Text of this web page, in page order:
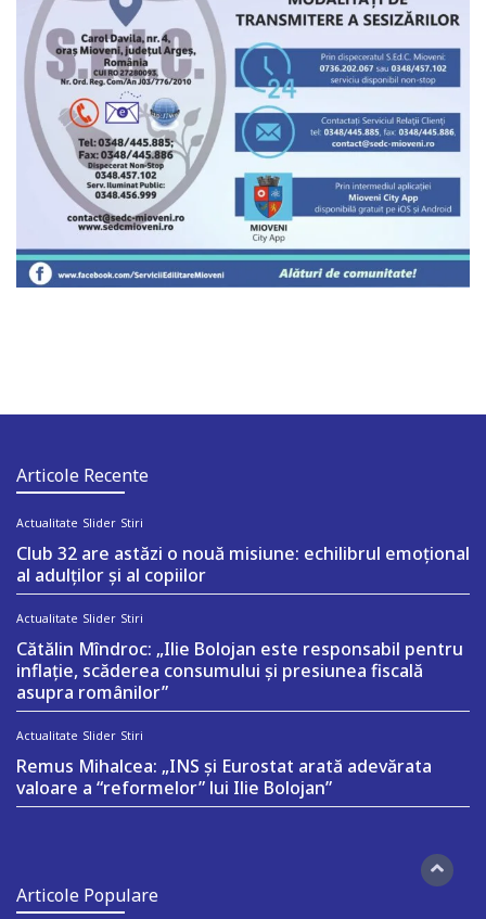
Articole Recente
Actualitate Slider Stiri
Club 32 are astăzi o nouă misiune: echilibrul emoțional
al adulților și al copiilor
Actualitate Slider Stiri
Cătălin Mîndroc: „Ilie Bolojan este responsabil pentru
inflație, scăderea consumului și presiunea fiscală
asupra românilor”
Actualitate Slider Stiri
Remus Mihalcea: „INS și Eurostat arată adevărata
valoare a “reformelor” lui Ilie Bolojan”
Articole Populare